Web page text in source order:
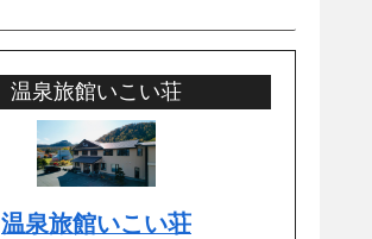
温泉旅館いこい荘
温泉旅館いこい荘